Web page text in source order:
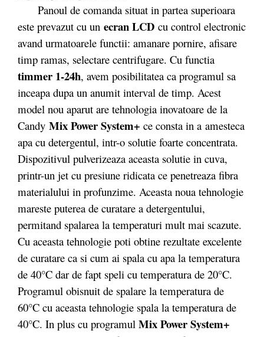
Panoul de comanda situat in partea superioara
este prevazut cu un ecran LCD cu control electronic
avand urmatoarele functii: amanare pornire, afisare
timp ramas, selectare centrifugare. Cu functia
timmer 1-24h, avem posibilitatea ca programul sa
inceapa dupa un anumit interval de timp. Acest
model nou aparut are tehnologia inovatoare de la
Candy Mix Power System+ ce consta in a amesteca
apa cu detergentul, intr-o solutie foarte concentrata.
Dispozitivul pulverizeaza aceasta solutie in cuva,
printr-un jet cu presiune ridicata ce penetreaza fibra
materialului in profunzime. Aceasta noua tehnologie
mareste puterea de curatare a detergentului,
permitand spalarea la temperaturi mult mai scazute.
Cu aceasta tehnologie poti obtine rezultate excelente
de curatare ca si cum ai spala cu apa la temperatura
de 40°C dar de fapt speli cu temperatura de 20°C.
Programul obisnuit de spalare la temperatura de
60°C cu aceasta tehnologie spala la temperatura de
40°C. In plus cu programul Mix Power System+